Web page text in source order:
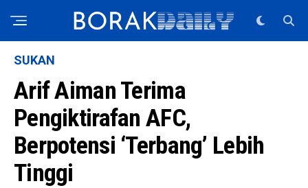
SUKAN
Arif Aiman Terima
Pengiktirafan AFC,
Berpotensi ‘Terbang’ Lebih
Tinggi